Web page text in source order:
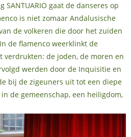
gaat de danseres op
is niet zomaar Andalusische
de volkeren die door het zuiden
de flamenco weerklinkt de
verdrukten: de joden, de moren en
werden door de Inquisitie en
bij de zigeuners uit tot een diepe
de gemeenschap, een heiligdom,